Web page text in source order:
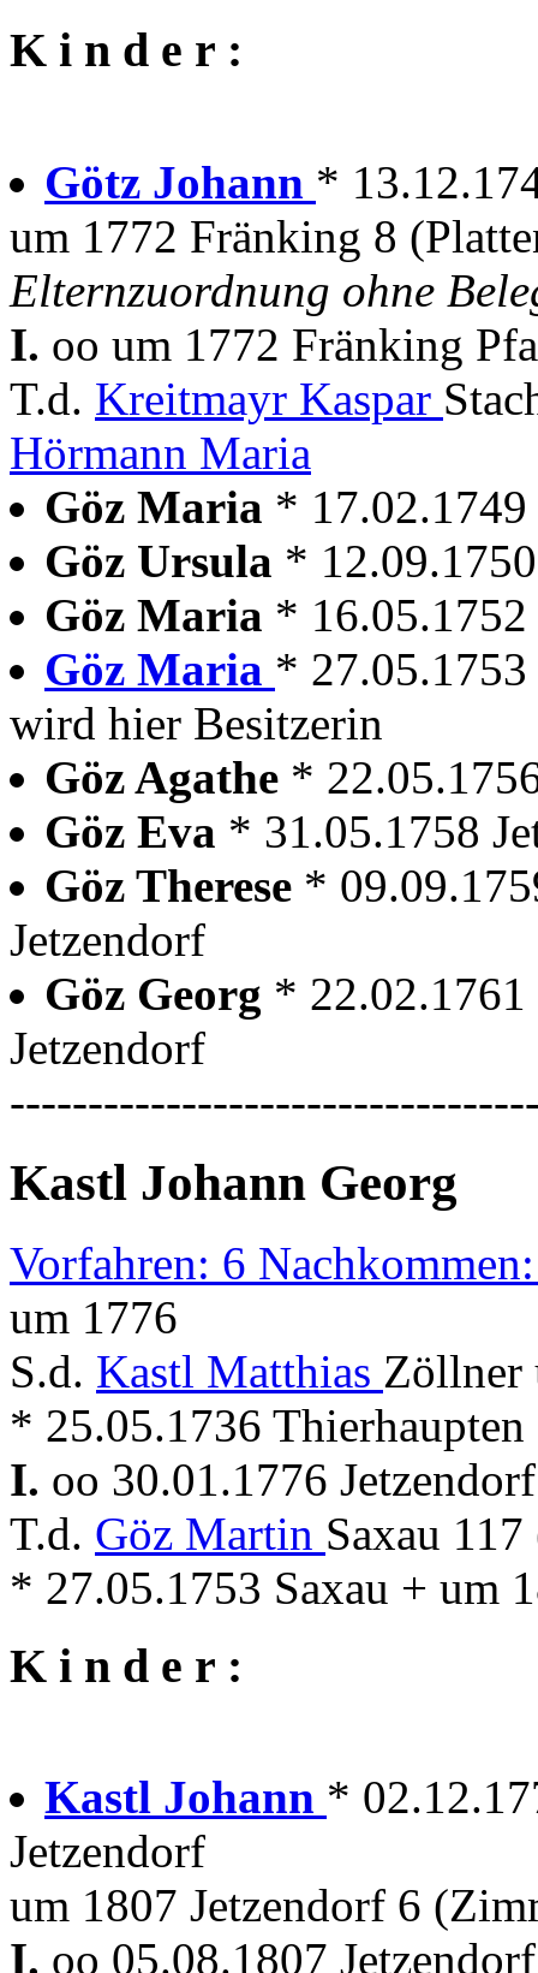
K i n d e r :
Götz Johann *
um 1772 Fränking 8
Elternzuordnung ohne
I. oo um 1772 Fränking
T.d. Kreitmayr Kaspar
Hörmann Maria
Göz Maria * 17.02.1749
Göz Ursula *
Göz Maria * 16.05.1752
Göz Maria * 27.05.1753
wird hier Besitzerin
Göz Agathe *
Göz Eva * 31.05.1758
Göz Therese *
Jetzendorf
Göz Georg * 22.02.1761
Jetzendorf
Kastl Johann Georg
Vorfahren: 6
um 1776
S.d. Kastl Matthias
* 25.05.1736
I. oo 30.01.1776
T.d. Göz Martin Saxau
* 27.05.1753 Saxau + um
K i n d e r :
Kastl Johann *
Jetzendorf
um 1807 Jetzendorf 6
I. oo 05.08.1807